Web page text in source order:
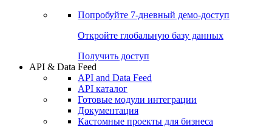
Попробуйте 7-дневный демо-доступ
Откройте глобальную базу данных
Получить доступ
API & Data Feed
API and Data Feed
API каталог
Готовые модули интеграции
Документация
Кастомные проекты для бизнеса